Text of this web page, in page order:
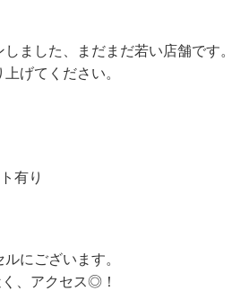
ました、まだまだ若い店舗です。
げてください。
有り
にございます。
、アクセス◎！